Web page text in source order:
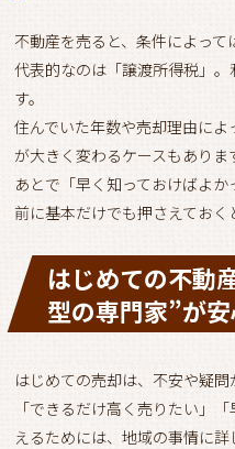
不動産を売ると、条件によって
代表的なのは「譲渡所得税」
す。
住んでいた年数や売却理由に
が大きく変わるケースもありま
あとで「早く知っておけばよ
前に基本だけでも押さえておく
はじめての不動
型の専門家”が
はじめての売却は、不安や疑問
「できるだけ高く売りたい」
えるためには、地域の事情に